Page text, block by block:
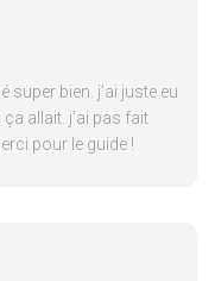
super bien. j’ai juste eu
allait. j’ai pas fait
pour le guide !